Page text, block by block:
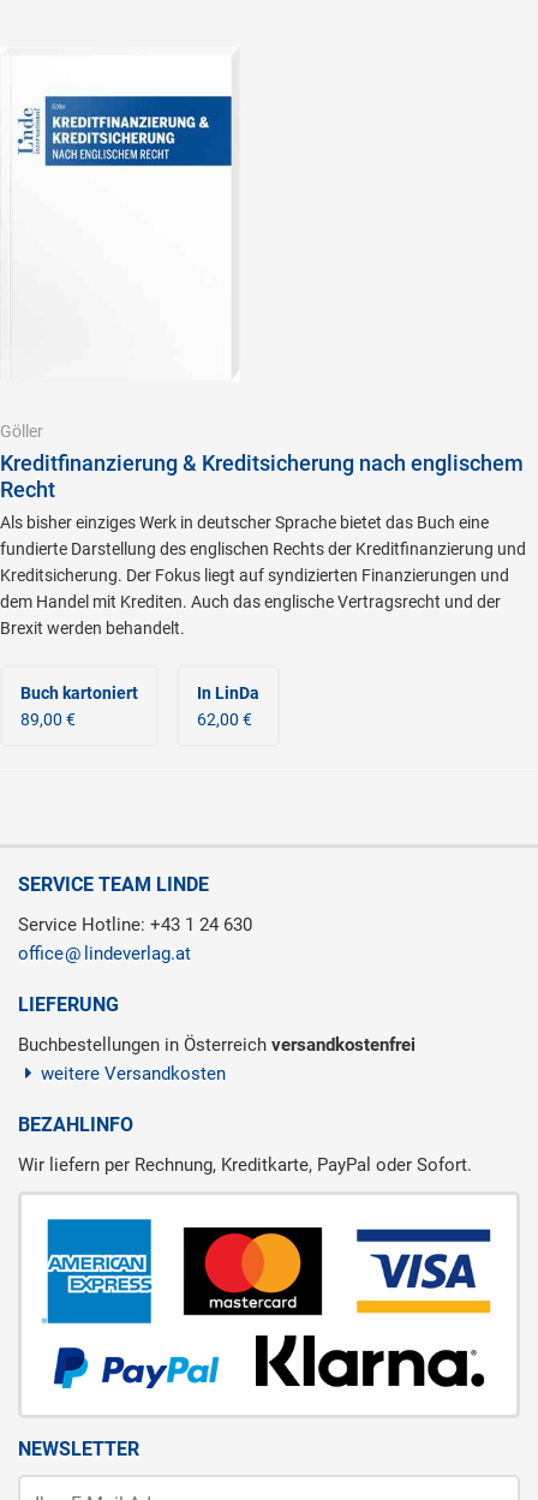
Göller
Kreditfinanzierung & Kreditsicherung nach englischem
Recht
Als bisher einziges Werk in deutscher Sprache bietet das Buch eine
fundierte Darstellung des englischen Rechts der Kreditfinanzierung und
Kreditsicherung. Der Fokus liegt auf syndizierten Finanzierungen und
dem Handel mit Krediten. Auch das englische Vertragsrecht und der
Brexit werden behandelt.
Buch kartoniert
89,00 €
In LinDa
62,00 €
SERVICE TEAM LINDE
Service Hotline: +43 1 24 630
office
lindeverlag.at
LIEFERUNG
Buchbestellungen in Österreich versandkostenfrei
weitere Versandkosten
BEZAHLINFO
Wir liefern per Rechnung, Kreditkarte, PayPal oder Sofort.
NEWSLETTER